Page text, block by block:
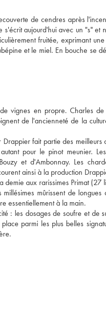
de cendres après
aujourd'hui avec un "s" et
fruitée, exprimant
et le miel. En bouche se
vignes en propre. Charles
de l'ancienneté de la
fait partie des meilleurs
pour le pinot meunier.
et d'Ambonnay. Les
ainsi à la production
aux rarissimes Primat (27
mûrissent de longues
essentiellement à la main.
: les dosages de soufre et de
parmi les plus belles